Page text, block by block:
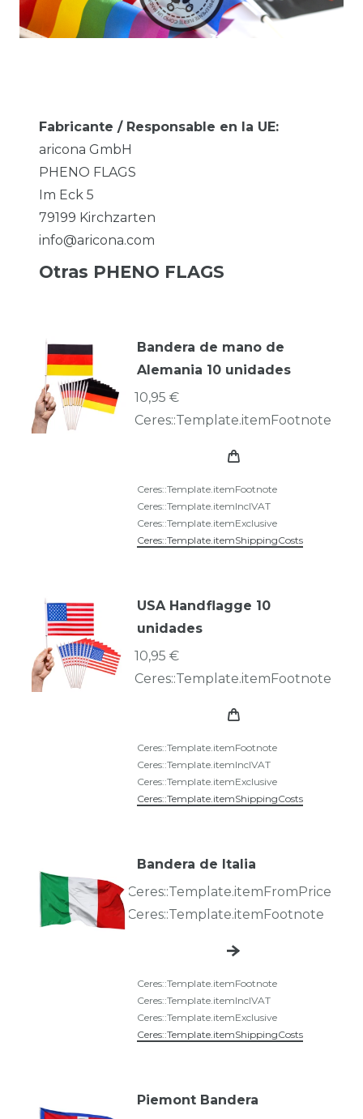
Fabricante / Responsable en la UE:
aricona GmbH
PHENO FLAGS
Im Eck 5
79199 Kirchzarten
info@aricona.com
Otras PHENO FLAGS
Bandera de mano de
Alemania 10 unidades
10,95 €
Ceres::Template.itemFootnote
Ceres::Template.itemFootnote
Ceres::Template.itemInclVAT
Ceres::Template.itemExclusive
Ceres::Template.itemShippingCosts
USA Handflagge 10
unidades
10,95 €
Ceres::Template.itemFootnote
Ceres::Template.itemFootnote
Ceres::Template.itemInclVAT
Ceres::Template.itemExclusive
Ceres::Template.itemShippingCosts
Bandera de Italia
Ceres::Template.itemFromPrice
Ceres::Template.itemFootnote
Ceres::Template.itemFootnote
Ceres::Template.itemInclVAT
Ceres::Template.itemExclusive
Ceres::Template.itemShippingCosts
Piemont Bandera